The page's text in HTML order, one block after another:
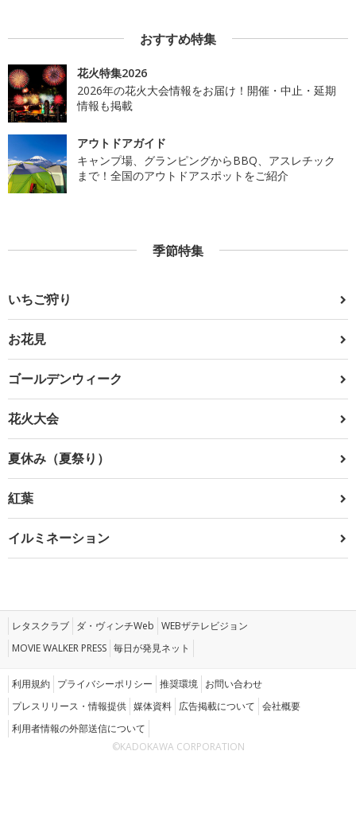
おすすめ特集
花火特集2026
2026年の花火大会情報をお届け！開催・中止・延期
情報も掲載
アウトドアガイド
キャンプ場、グランピングからBBQ、アスレチック
まで！全国のアウトドアスポットをご紹介
季節特集
いちご狩り
お花見
ゴールデンウィーク
花火大会
夏休み（夏祭り）
紅葉
イルミネーション
レタスクラブ ダ・ヴィンチWeb WEBザテレビジョン
MOVIE WALKER PRESS 毎日が発見ネット
利用規約 プライバシーポリシー 推奨環境 お問い合わせ
プレスリリース・情報提供 媒体資料 広告掲載について 会社概要
利用者情報の外部送信について
©KADOKAWA CORPORATION